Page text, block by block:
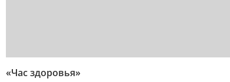
«Час здоровья»